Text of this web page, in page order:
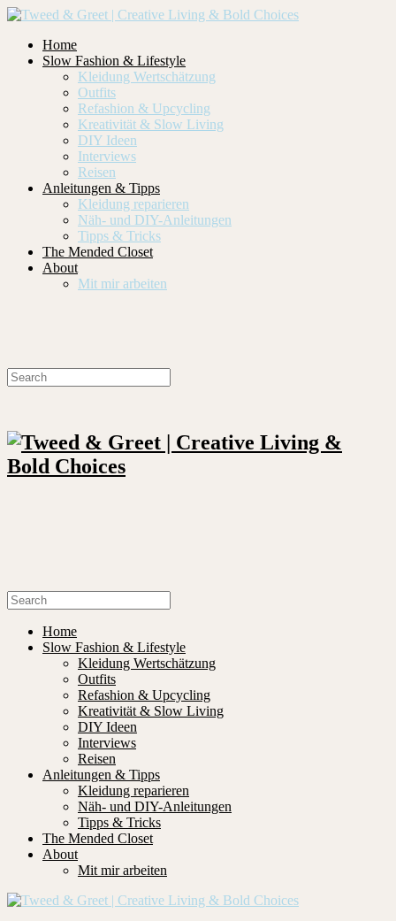
Home
Slow Fashion & Lifestyle
Kleidung Wertschätzung
Outfits
Refashion & Upcycling
Kreativität & Slow Living
DIY Ideen
Interviews
Reisen
Anleitungen & Tipps
Kleidung reparieren
Näh- und DIY-Anleitungen
Tipps & Tricks
The Mended Closet
About
Mit mir arbeiten
Home
Slow Fashion & Lifestyle
Kleidung Wertschätzung
Outfits
Refashion & Upcycling
Kreativität & Slow Living
DIY Ideen
Interviews
Reisen
Anleitungen & Tipps
Kleidung reparieren
Näh- und DIY-Anleitungen
Tipps & Tricks
The Mended Closet
About
Mit mir arbeiten